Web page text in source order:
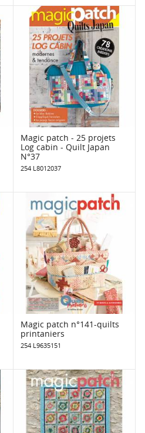
Magic patch - 25 projets
Log cabin - Quilt Japan
N°37
254 L8012037
Magic patch n°141-quilts
printaniers
254 L9635151